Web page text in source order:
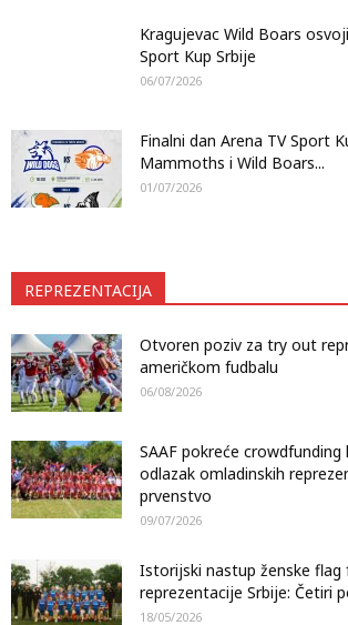
Kragujevac Wild Boars
Sport Kup Srbije
06/07/2026
Finalni dan Arena TV Sport
Mammoths i Wild Boars...
01/07/2026
REPREZENTACIJA
Otvoren poziv za try out
američkom fudbalu
06/08/2026
SAAF pokreće crowdfunding
odlazak omladinskih
prvenstvo
09/07/2026
Istorijski nastup ženske flag
reprezentacije Srbije: Četiri
18/05/2026